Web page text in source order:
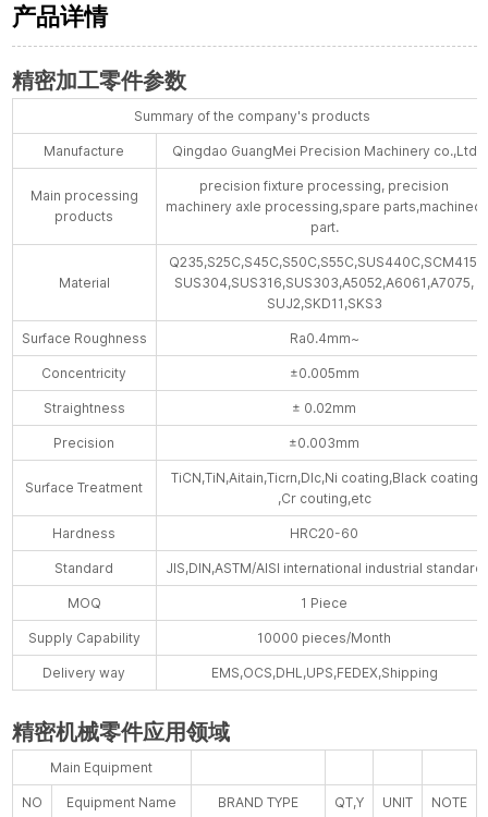
产品详情
精密加工零件参数
Summary of the company's products
Manufacture Qingdao GuangMei Precision Machinery co.,Ltd
Main processing
products
precision fixture processing, precision
machinery axle processing,spare parts,machined
part.
Material
Q235,S25C,S45C,S50C,S55C,SUS440C,SCM415,
SUS304,SUS316,SUS303,A5052,A6061,A7075,
SUJ2,SKD11,SKS3
Surface Roughness Ra0.4mm~
Concentricity ±0.005mm
Straightness ± 0.02mm
Precision ±0.003mm
Surface Treatment
TiCN,TiN,Aitain,Ticrn,Dlc,Ni coating,Black coating
,Cr couting,etc
Hardness HRC20-60
Standard JIS,DIN,ASTM/AISI international industrial standard
MOQ 1 Piece
Supply Capability 10000 pieces/Month
Delivery way EMS,OCS,DHL,UPS,FEDEX,Shipping
精密机械零件应用领域
Main Equipment
NO Equipment Name BRAND TYPE QT,Y UNIT NOTE